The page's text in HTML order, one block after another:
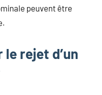
peuvent être
rejet d’un